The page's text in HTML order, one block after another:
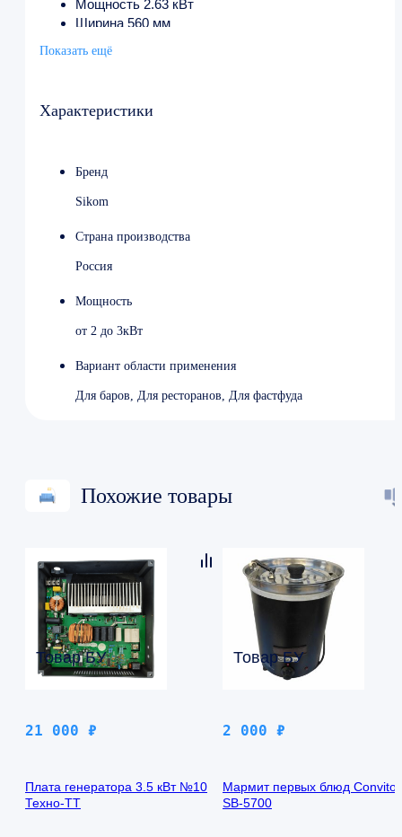
Мощность 2.63 кВт
Ширина 560 мм
Высота 560 мм
Показать ещё
Характеристики
Бренд
Sikom
Страна производства
Россия
Мощность
от 2 до 3кВт
Вариант области применения
Для баров, Для ресторанов, Для фастфуда
Похожие товары
Товар БУ
21 000 ₽
Плата генератора 3.5 кВт №10
Техно-ТТ
Товар БУ
2 000 ₽
Мармит первых блюд Convito
SB-5700